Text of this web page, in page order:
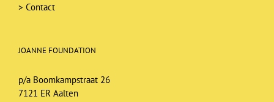
> Contact
JOANNE FOUNDATION
p/a Boomkampstraat 26
7121 ER Aalten